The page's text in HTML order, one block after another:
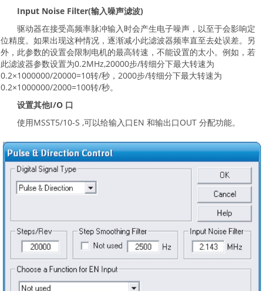
Input Noise Filter(输入噪声滤波)
驱动器在接受高频率脉冲输入时会产生电子噪声，以至于会影响定
位精度。如果出现这种情况，逐渐减小此滤波器频率直至去处误差。另
外，此参数的设置会限制电机的最高转速，不能设置的太小。例如，若
此滤波器参数设置为0.2MHz,20000步/转细分下最大转速为
0.2×1000000/20000=10转/秒，2000步/转细分下最大转速为
0.2×1000000/2000=100转/秒。
设置其他I/O 口
使用MSST5/10-S ,可以给输入口EN 和输出口OUT 分配功能。